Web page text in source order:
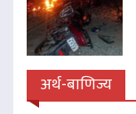
अर्थ-बाणिज्य